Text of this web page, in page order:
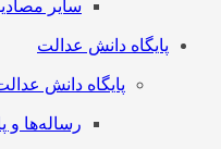
سایر
پایگاه دانش عدالت
پایگاه دانش
رساله‌ها و